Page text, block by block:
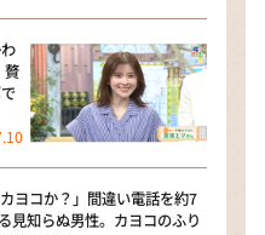
贅
ヨコか？」間違い電話を約7
見知らぬ男性。カヨコのふり